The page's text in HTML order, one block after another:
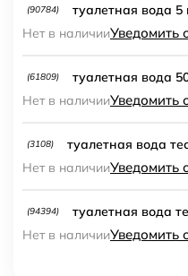
(90784)
туалетная вода 5
Нет в наличииУведомить
(61809)
туалетная вода
Нет в наличииУведомить
(3108)
туалетная вода
Нет в наличииУведомить
(94394)
туалетная вода
Нет в наличииУведомить